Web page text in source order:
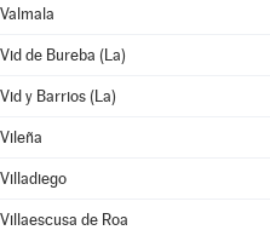
Valmala
Vid de Bureba (La)
Vid y Barrios (La)
Vileña
Villadiego
Villaescusa de Roa